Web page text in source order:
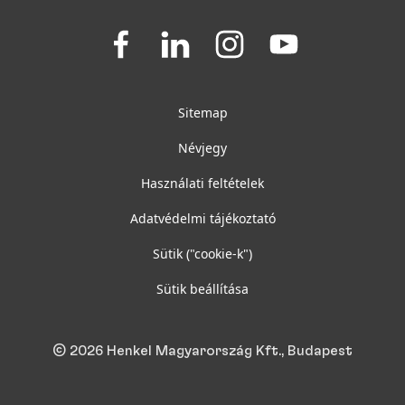
Join
Join
on
Join
on
Join
on
Sitemap
Névjegy
Használati feltételek
Adatvédelmi tájékoztató
Sütik ("cookie-k")
Sütik beállítása
© 2026 Henkel Magyarország Kft., Budapest